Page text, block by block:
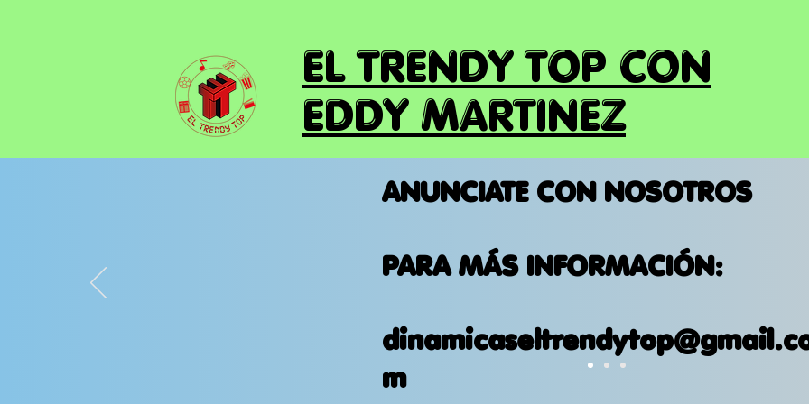
EL TRENDY TOP CON
EDDY MARTINEZ
ANUNCIATE CON NOSOTROS
PARA MÁS INFORMACIÓN:
m